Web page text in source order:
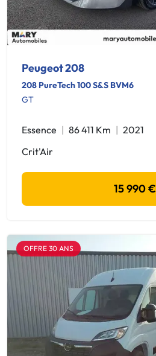
Peugeot 208
208 PureTech 100 S&S BVM6
GT
Essence 86 411 Km
2021
Crit'Air
15 990 €
OFFRE 30 ANS